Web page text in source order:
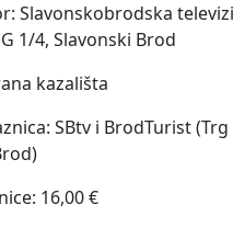
Slavonskobrodska
1/4, Slavonski Brod
kazališta
SBtv i BrodTurist
16,00 €